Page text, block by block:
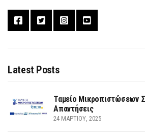
Latest Posts
Ταμείο Μικροπιστώσεων
Απαντήσεις
24 ΜΑΡΤΊΟΥ, 2025